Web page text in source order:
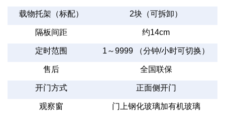
载物托架（标配） 2块（可拆卸）
隔板间距 约14cm
定时范围 1 ～9999 （分钟/小时可切换）
售后 全国联保
开门方式 正面侧开门
观察窗 门上钢化玻璃加有机玻璃